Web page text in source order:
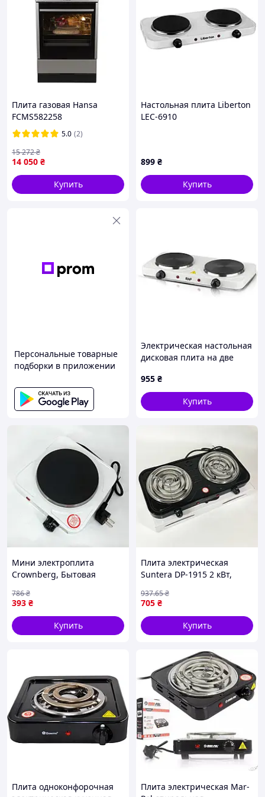
Плита газовая Hansa
FCMS582258
5.0 (2)
14 050 ₴
15 272₴
Купить
Настольная плита Liberton
LEC-6910
899 ₴
Купить
Персональные товарные
подборки в приложении
Электрическая настольная
дисковая плита на две
2000W
955 ₴
Купить
Мини электроплита
Crownberg, Бытовая
дома, Переносная
компактная электроплита
SO-44
393 ₴
786₴
Купить
Плита электрическая
Suntera DP-1915 2 кВт,
Цвет: черный
705 ₴
937.65₴
Купить
Плита одноконфорочная
Плита электрическая Mar-